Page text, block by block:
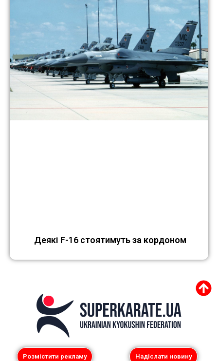
Деякі F-16 стоятимуть за кордоном
Розмістити рекламу Надіслати новину